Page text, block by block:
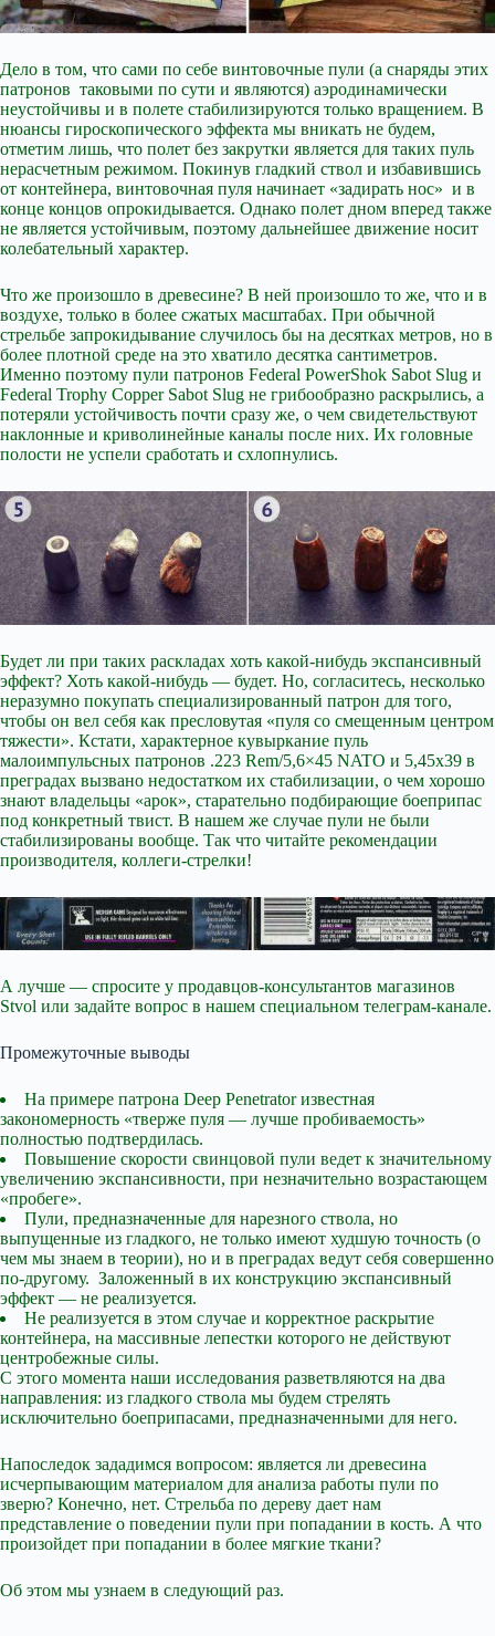
Дело в том, что сами по себе винтовочные пули (а снаряды этих
патронов таковыми по сути и являются) аэродинамически
неустойчивы и в полете стабилизируются только вращением. В
нюансы гироскопического эффекта мы вникать не будем,
отметим лишь, что полет без закрутки является для таких пуль
нерасчетным режимом. Покинув гладкий ствол и избавившись
от контейнера, винтовочная пуля начинает «задирать нос» и в
конце концов опрокидывается. Однако полет дном вперед также
не является устойчивым, поэтому дальнейшее движение носит
колебательный характер.
Что же произошло в древесине? В ней произошло то же, что и в
воздухе, только в более сжатых масштабах. При обычной
стрельбе запрокидывание случилось бы на десятках метров, но в
более плотной среде на это хватило десятка сантиметров.
Именно поэтому пули патронов Federal PowerShok Sabot Slug и
Federal Trophy Copper Sabot Slug не грибообразно раскрылись, а
потеряли устойчивость почти сразу же, о чем свидетельствуют
наклонные и криволинейные каналы после них. Их головные
полости не успели сработать и схлопнулись.
Будет ли при таких раскладах хоть какой-нибудь экспансивный
эффект? Хоть какой-нибудь — будет. Но, согласитесь, несколько
неразумно покупать специализированный патрон для того,
чтобы он вел себя как пресловутая «пуля со смещенным центром
тяжести». Кстати, характерное кувыркание пуль
малоимпульсных патронов .223 Rem/5,6×45 NATO и 5,45х39 в
преградах вызвано недостатком их стабилизации, о чем хорошо
знают владельцы «арок», старательно подбирающие боеприпас
под конкретный твист. В нашем же случае пули не были
стабилизированы вообще. Так что читайте рекомендации
производителя, коллеги-стрелки!
А лучше — спросите у продавцов-консультантов магазинов
Stvol или задайте вопрос в нашем специальном телеграм-канале.
Промежуточные выводы
На примере патрона Deep Penetrator известная
закономерность «тверже пуля — лучше пробиваемость»
полностью подтвердилась.
Повышение скорости свинцовой пули ведет к значительному
увеличению экспансивности, при незначительно возрастающем
«пробеге».
Пули, предназначенные для нарезного ствола, но
выпущенные из гладкого, не только имеют худшую точность (о
чем мы знаем в теории), но и в преградах ведут себя совершенно
по-другому. Заложенный в их конструкцию экспансивный
эффект — не реализуется.
Не реализуется в этом случае и корректное раскрытие
контейнера, на массивные лепестки которого не действуют
центробежные силы.
С этого момента наши исследования разветвляются на два
направления: из гладкого ствола мы будем стрелять
исключительно боеприпасами, предназначенными для него.
Напоследок зададимся вопросом: является ли древесина
исчерпывающим материалом для анализа работы пули по
зверю? Конечно, нет. Стрельба по дереву дает нам
представление о поведении пули при попадании в кость. А что
произойдет при попадании в более мягкие ткани?
Об этом мы узнаем в следующий раз.